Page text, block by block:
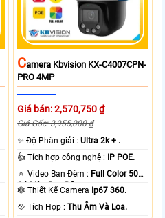
CAmera Kbvision KX-C4007CPN-
PRO 4MP
Giá bán: 2,570,750 ₫
Giá Gốc: 3,955,000 ₫
✨ Độ Phân giải :Ultra 2k + .
👍 Tích hợp công nghệ :
IP POE.
🔅 Video Ban Đêm : Full Color 50m
Có Màu Ban Ðêm.
🕸️ Thiết Kế Camera Ip67 360.
️💠 Tích Hợp :Thu Âm Và Loa.